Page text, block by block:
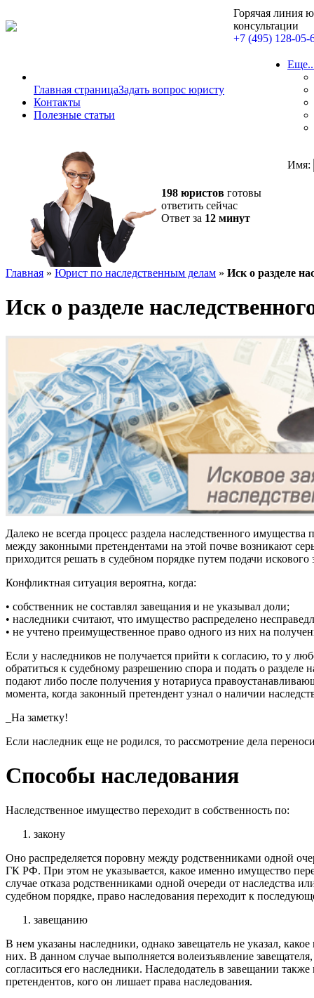
Горячая линия
консультации
+7 (495) 128-05-
Главная страницаЗадать вопрос юристу
Контакты
Полезные статьи
198 юристов готовы
ответить сейчас
Ответ за 12 минут
Имя:
Главная » Юрист по наследственным делам » Иск о разделе
Иск о разделе
Далеко не всегда процесс раздела наследственного
между законными претендентами на этой почве возникают
приходится решать в судебном порядке путем подачи искового
Конфликтная ситуация вероятна, когда:
• собственник не составлял завещания и не указывал доли;
• наследники считают, что имущество распределено
• не учтено преимущественное право одного из них на
Если у наследников не получается прийти к согласию, то у
обратиться к судебному разрешению спора и подать о разделе
подают либо после получения у нотариуса
момента, когда законный претендент узнал о наличии
_На заметку!
Если наследник еще не родился, то рассмотрение дела
Способы наследования
Наследственное имущество переходит в собственность по:
закону
Оно распределяется поровну между родственниками одной
ГК РФ. При этом не указывается, какое именно имущество
случае отказа родственниками одной очереди от наследства
судебном порядке, право наследования переходит к
завещанию
В нем указаны наследники, однако завещатель не указал,
них. В данном случае выполняется волеизъявление
согласиться его наследники. Наследодатель в завещании
претендентов, кого он лишает права наследования.